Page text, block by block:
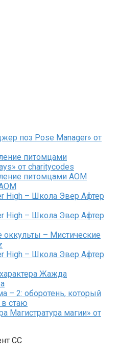
поз Pose Manager» от
питомцами
от charitycodes
питомцами AOM
High – Школа Эвер Афтер
High – Школа Эвер Афтер
– Мистические
High – Школа Эвер Афтер
Жажда
– 2: оборотень, который
в стаю
Магистратура магии» от
СС